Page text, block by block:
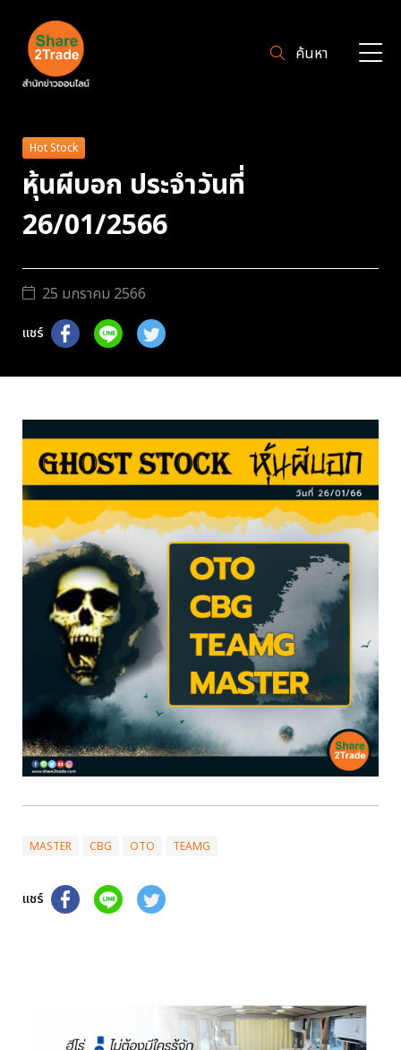
ค้นหา
Hot Stock
หุ้นผีบอก ประจำวันที่
26/01/2566
25 มกราคม 2566
แชร์
MASTER CBG OTO TEAMG
แชร์